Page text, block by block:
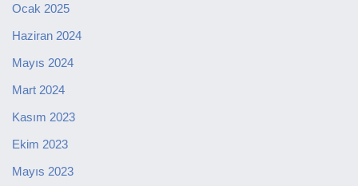
Ocak 2025
Haziran 2024
Mayıs 2024
Mart 2024
Kasım 2023
Ekim 2023
Mayıs 2023